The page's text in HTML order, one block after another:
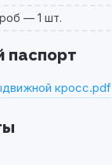
— 1 шт.
паспорт
кросс.pdf